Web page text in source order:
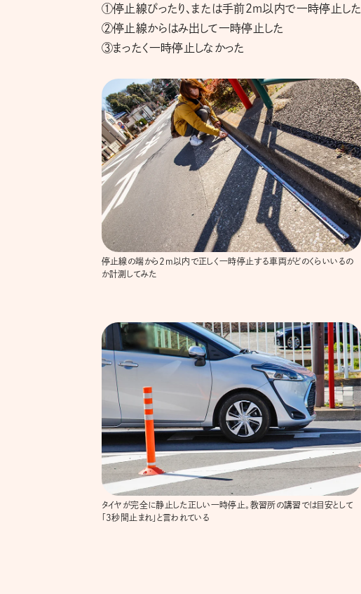
①停止線ぴったり、または手前2m以内で一時停止した
②停止線からはみ出して一時停止した
③まったく一時停止しなかった
停止線の端から２m以内で正しく一時停止する車両がどのくらいいるの
か計測してみた
タイヤが完全に静止した正しい一時停止。教習所の講習では目安として
「3秒間止まれ」と言われている